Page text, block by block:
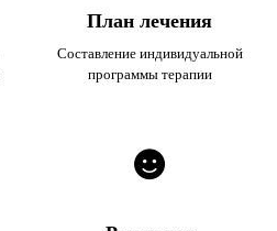
План лечения
Составление индивидуальной
программы терапии